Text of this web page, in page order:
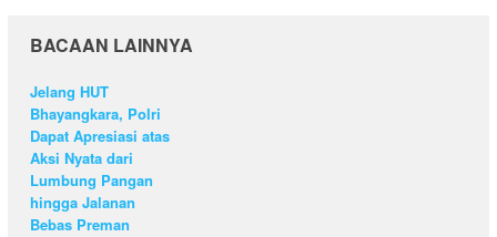
BACAAN LAINNYA
Jelang HUT
Bhayangkara, Polri
Dapat Apresiasi atas
Aksi Nyata dari
Lumbung Pangan
hingga Jalanan
Bebas Preman